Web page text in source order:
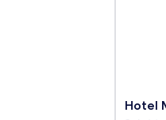
Hotel
Hotel